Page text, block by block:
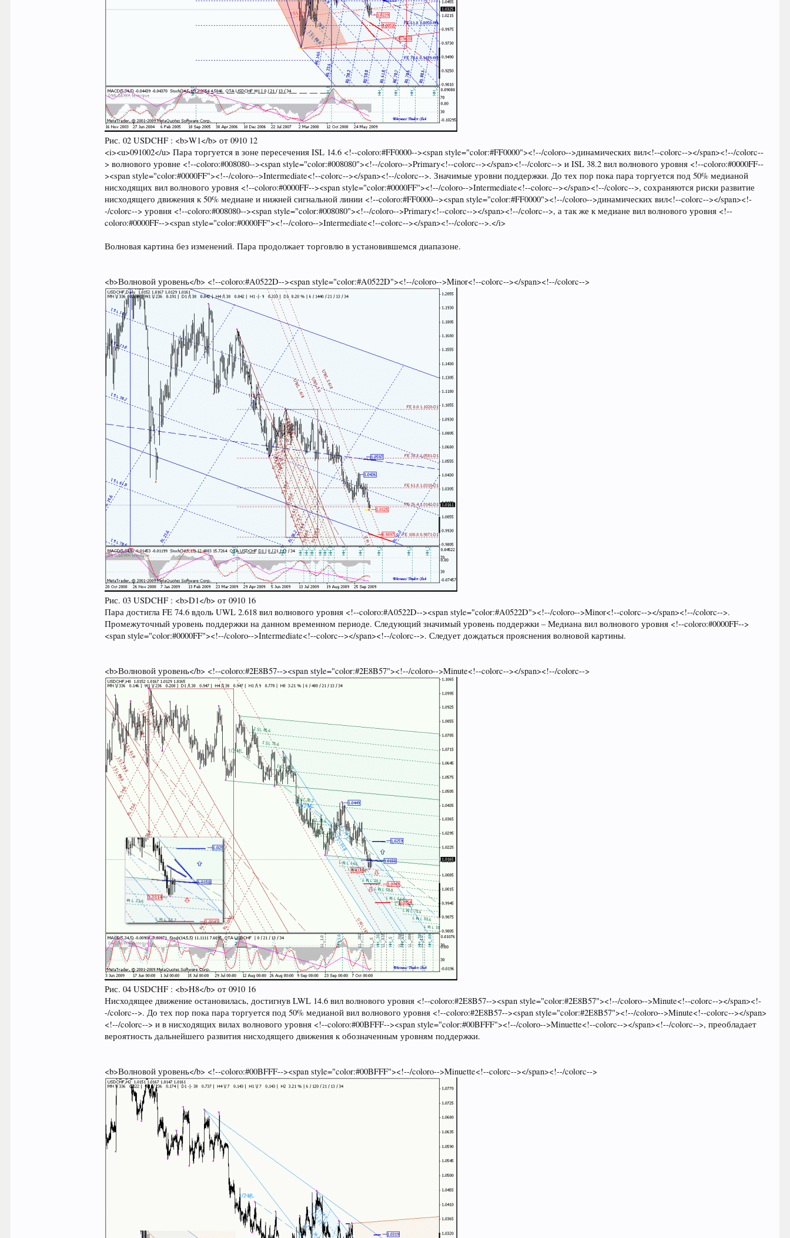
Рис. 02 USDCHF : <b>W1</b> от 0910 12
<i><u>091002</u> Пара торгуется в зоне пересечения ISL 14.6 <!--coloro:#FF0000--><span style="color:#FF0000"><!--/coloro-->динамических вил<!--colorc--></span><!--/colorc--
> волнового уровне <!--coloro:#008080--><span style="color:#008080"><!--/coloro-->Primary<!--colorc--></span><!--/colorc--> и ISL 38.2 вил волнового уровня <!--coloro:#0000FF--
><span style="color:#0000FF"><!--/coloro-->Intermediate<!--colorc--></span><!--/colorc-->. Значимые уровни поддержки. До тех пор пока пара торгуется под 50% медианой
нисходящих вил волнового уровня <!--coloro:#0000FF--><span style="color:#0000FF"><!--/coloro-->Intermediate<!--colorc--></span><!--/colorc-->, сохраняются риски развитие
нисходящего движения к 50% медиане и нижней сигнальной линии <!--coloro:#FF0000--><span style="color:#FF0000"><!--/coloro-->динамических вил<!--colorc--></span><!-
-/colorc--> уровня <!--coloro:#008080--><span style="color:#008080"><!--/coloro-->Primary<!--colorc--></span><!--/colorc-->, а так же к медиане вил волнового уровня <!--
coloro:#0000FF--><span style="color:#0000FF"><!--/coloro-->Intermediate<!--colorc--></span><!--/colorc-->.</i>
Волновая картина без изменений. Пара продолжает торговлю в установившемся диапазоне.
<b>Волновой уровень</b> <!--coloro:#A0522D--><span style="color:#A0522D"><!--/coloro-->Minor<!--colorc--></span><!--/colorc-->
Рис. 03 USDCHF : <b>D1</b> от 0910 16
Пара достигла FE 74.6 вдоль UWL 2.618 вил волнового уровня <!--coloro:#A0522D--><span style="color:#A0522D"><!--/coloro-->Minor<!--colorc--></span><!--/colorc-->.
Промежуточный уровень поддержки на данном временном периоде. Следующий значимый уровень поддержки – Медиана вил волнового уровня <!--coloro:#0000FF-->
<span style="color:#0000FF"><!--/coloro-->Intermediate<!--colorc--></span><!--/colorc-->. Следует дождаться прояснения волновой картины.
<b>Волновой уровень</b> <!--coloro:#2E8B57--><span style="color:#2E8B57"><!--/coloro-->Minute<!--colorc--></span><!--/colorc-->
Рис. 04 USDCHF : <b>H8</b> от 0910 16
Нисходящее движение остановилась, достигнув LWL 14.6 вил волнового уровня <!--coloro:#2E8B57--><span style="color:#2E8B57"><!--/coloro-->Minute<!--colorc--></span><!-
-/colorc-->. До тех пор пока пара торгуется под 50% медианой вил волнового уровня <!--coloro:#2E8B57--><span style="color:#2E8B57"><!--/coloro-->Minute<!--colorc--></span>
<!--/colorc--> и в нисходящих вилах волнового уровня <!--coloro:#00BFFF--><span style="color:#00BFFF"><!--/coloro-->Minuette<!--colorc--></span><!--/colorc-->, преобладает
вероятность дальнейшего развития нисходящего движения к обозначенным уровням поддержки.
<b>Волновой уровень</b> <!--coloro:#00BFFF--><span style="color:#00BFFF"><!--/coloro-->Minuette<!--colorc--></span><!--/colorc-->